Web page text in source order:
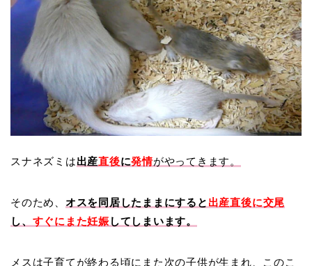
スナネズミは出産直後に発情がやってきます。
そのため、 オスを同居したままにすると 出産直後に交尾
し、 すぐにまた妊娠してしまいます。
メスは子育てが終わる頃にまた次の子供が生まれ、このこ